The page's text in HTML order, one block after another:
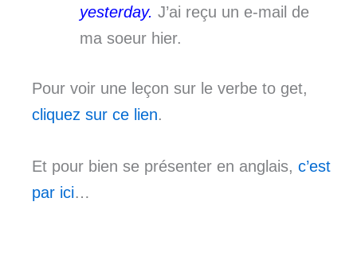
yesterday. J’ai reçu un e-mail de
ma soeur hier.
Pour voir une leçon sur le verbe to get,
cliquez sur ce lien.
Et pour bien se présenter en anglais, c’est
par ici…